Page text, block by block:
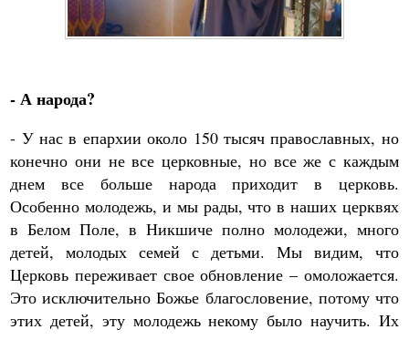
- А народа?
- У нас в епархии около 150 тысяч православных, но
конечно они не все церковные, но все же с каждым
днем все больше народа приходит в церковь.
Особенно молодежь, и мы рады, что в наших церквях
в Белом Поле, в Никшиче полно молодежи, много
детей, молодых семей с детьми. Мы видим, что
Церковь переживает свое обновление – омоложается.
Это исключительно Божье благословение, потому что
этих детей, эту молодежь некому было научить. Их